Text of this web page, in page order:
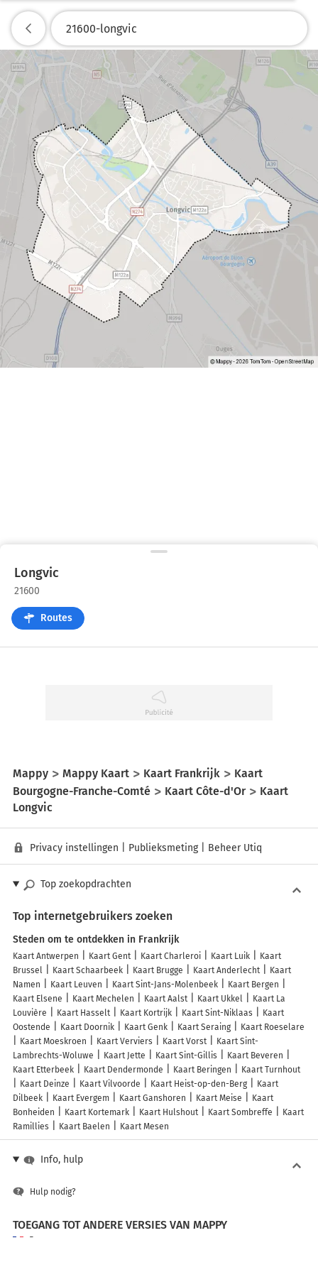
Longvic
21600
Routes
Mappy Mappy Kaart Kaart Frankrijk
Kaart
Bourgogne-Franche-Comté
Kaart Côte-d'Or
Kaart
Longvic
Privacy instellingen Publieksmeting| Beheer Utiq
Top zoekopdrachten
Top internetgebruikers zoeken
Steden om te ontdekken in Frankrijk
Kaart Antwerpen Kaart Gent Kaart Charleroi Kaart Luik
Kaart
Brussel
Kaart Schaarbeek Kaart Brugge Kaart Anderlecht
Kaart
Namen
Kaart Leuven Kaart Sint-Jans-Molenbeek
Kaart Bergen
Kaart Elsene
Kaart Mechelen Kaart Aalst Kaart Ukkel
Kaart La
Louvière
Kaart Hasselt Kaart Kortrijk Kaart Sint-Niklaas
Kaart
Oostende
Kaart Doornik Kaart Genk Kaart Seraing
Kaart Roeselare
Kaart Moeskroen
Kaart Verviers Kaart Vorst
Kaart Sint-
Lambrechts-Woluwe
Kaart Jette Kaart Sint-Gillis
Kaart Beveren
Kaart Etterbeek
Kaart Dendermonde Kaart Beringen
Kaart Turnhout
Kaart Deinze
Kaart Vilvoorde Kaart Heist-op-den-Berg
Kaart
Dilbeek
Kaart Evergem Kaart Ganshoren Kaart Meise
Kaart
Bonheiden
Kaart Kortemark Kaart Hulshout Kaart Sombreffe
Kaart
Ramillies
Kaart Baelen Kaart Mesen
Info, hulp
Hulp nodig?
TOEGANG TOT ANDERE VERSIES VAN MAPPY
France